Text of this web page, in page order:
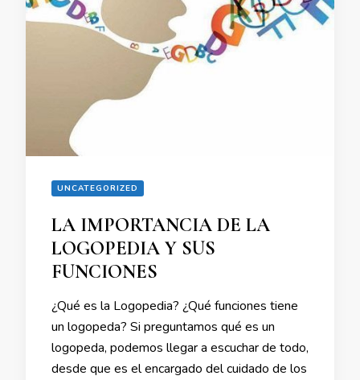
UNCATEGORIZED
LA IMPORTANCIA DE LA
LOGOPEDIA Y SUS
FUNCIONES
¿Qué es la Logopedia? ¿Qué funciones tiene
un logopeda? Si preguntamos qué es un
logopeda, podemos llegar a escuchar de todo,
desde que es el encargado del cuidado de los